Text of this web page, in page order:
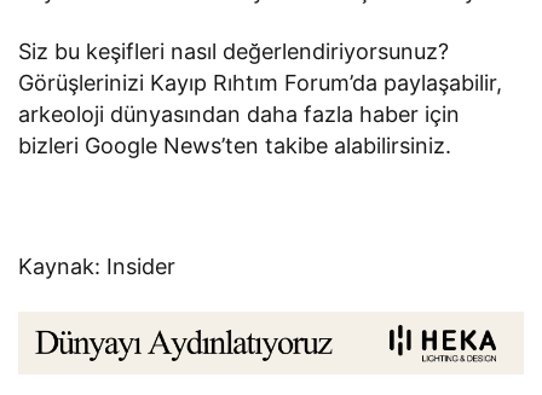
Siz bu keşifleri nasıl değerlendiriyorsunuz?
Görüşlerinizi Kayıp Rıhtım Forum’da paylaşabilir,
arkeoloji dünyasından daha fazla haber için
bizleri Google News’ten takibe alabilirsiniz.
Kaynak: Insider